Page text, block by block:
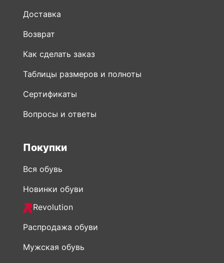
Доставка
Возврат
Как сделать заказ
Таблицы размеров и полноты
Сертификаты
Вопросы и ответы
Покупки
Вся обувь
Новинки обуви
Revolution
Распродажа обуви
Мужская обувь